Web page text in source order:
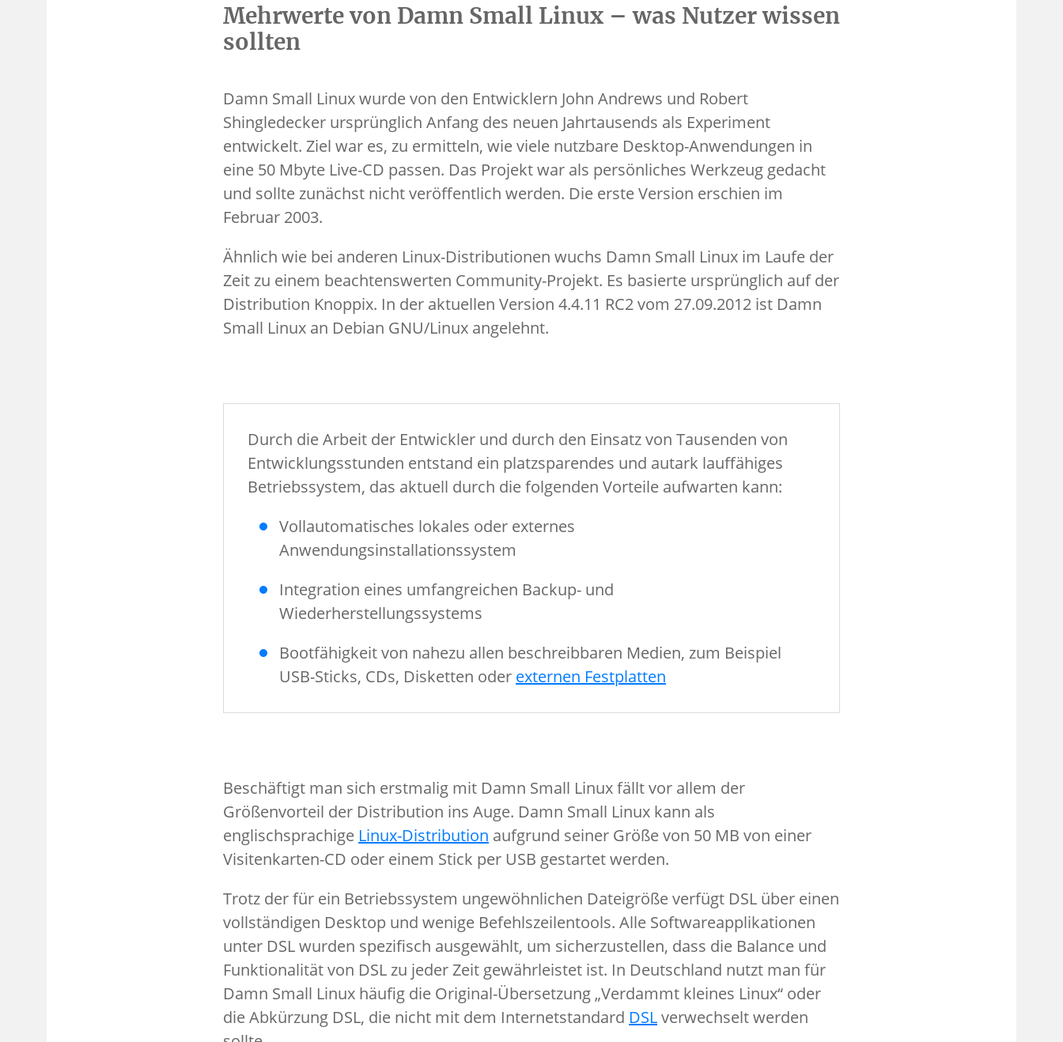
Mehrwerte von Damn Small Linux – was Nutzer wissen
sollten
Damn Small Linux wurde von den Entwicklern John Andrews und Robert
Shingledecker ursprünglich Anfang des neuen Jahrtausends als Experiment
entwickelt. Ziel war es, zu ermitteln, wie viele nutzbare Desktop-Anwendungen in
eine 50 Mbyte Live-CD passen. Das Projekt war als persönliches Werkzeug gedacht
und sollte zunächst nicht veröffentlich werden. Die erste Version erschien im
Februar 2003.
Ähnlich wie bei anderen Linux-Distributionen wuchs Damn Small Linux im Laufe der
Zeit zu einem beachtenswerten Community-Projekt. Es basierte ursprünglich auf der
Distribution Knoppix. In der aktuellen Version 4.4.11 RC2 vom 27.09.2012 ist Damn
Small Linux an Debian GNU/Linux angelehnt.
Durch die Arbeit der Entwickler und durch den Einsatz von Tausenden von
Entwicklungsstunden entstand ein platzsparendes und autark lauffähiges
Betriebssystem, das aktuell durch die folgenden Vorteile aufwarten kann:
Vollautomatisches lokales oder externes
Anwendungsinstallationssystem
Integration eines umfangreichen Backup- und
Wiederherstellungssystems
Bootfähigkeit von nahezu allen beschreibbaren Medien, zum Beispiel
USB-Sticks, CDs, Disketten oder externen Festplatten
Beschäftigt man sich erstmalig mit Damn Small Linux fällt vor allem der
Größenvorteil der Distribution ins Auge. Damn Small Linux kann als
englischsprachige Linux-Distribution aufgrund seiner Größe von 50 MB von einer
Visitenkarten-CD oder einem Stick per USB gestartet werden.
Trotz der für ein Betriebssystem ungewöhnlichen Dateigröße verfügt DSL über einen
vollständigen Desktop und wenige Befehlszeilentools. Alle Softwareapplikationen
unter DSL wurden spezifisch ausgewählt, um sicherzustellen, dass die Balance und
Funktionalität von DSL zu jeder Zeit gewährleistet ist. In Deutschland nutzt man für
Damn Small Linux häufig die Original-Übersetzung „Verdammt kleines Linux“ oder
die Abkürzung DSL, die nicht mit dem Internetstandard DSLverwechselt werden